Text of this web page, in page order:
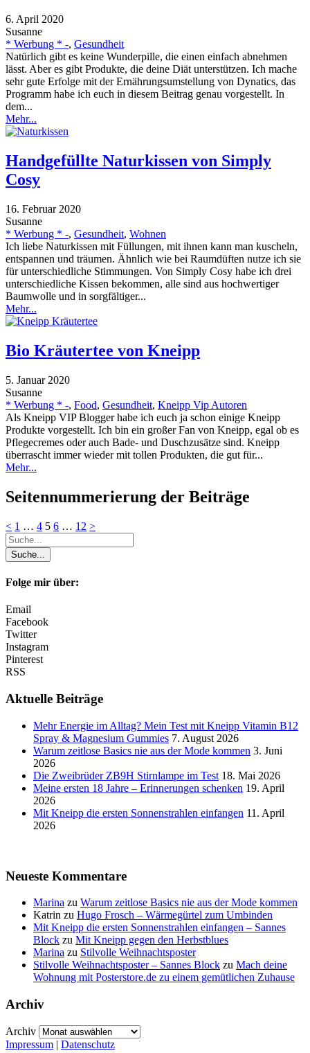
6. April 2020
Susanne
* Werbung * -, Gesundheit
Natürlich gibt es keine Wunderpille, die einen einfach abnehmen
lässt. Aber es gibt Produkte, die deine Diät unterstützen. Ich mache
sehr gute Erfolge mit der Ernährungsumstellung von Dynatics, das
Programm habe ich euch in diesem Beitrag genau vorgestellt. In
dem...
Mehr...
Handgefüllte Naturkissen von Simply
Cosy
16. Februar 2020
Susanne
* Werbung * -, Gesundheit, Wohnen
Ich liebe Naturkissen mit Füllungen, mit ihnen kann man kuscheln,
entspannen und träumen. Ähnlich wie bei Raumdüften nutze ich sie
für unterschiedliche Stimmungen. Von Simply Cosy habe ich drei
unterschiedliche Kissen bekommen, alle sind aus hochwertiger
Baumwolle und in sorgfältiger...
Mehr...
Bio Kräutertee von Kneipp
5. Januar 2020
Susanne
* Werbung * -, Food, Gesundheit, Kneipp Vip Autoren
Als Kneipp VIP Blogger habe ich euch ja schon einige Kneipp
Produkte vorgestellt. Ich bin ein großer Fan von Kneipp, egal ob es
Pflegecremes oder auch Bade- und Duschzusätze sind. Kneipp
überrascht immer wieder mit tollen Produkten, die gut für...
Mehr...
Seitennummerierung der Beiträge
< 1 … 4 5 6 … 12 >
Folge mir über:
Email
Facebook
Twitter
Instagram
Pinterest
RSS
Aktuelle Beiträge
Mehr Energie im Alltag? Mein Test mit Kneipp Vitamin B12
Spray & Magnesium Gummies 7. August 2026
Warum zeitlose Basics nie aus der Mode kommen 3. Juni
2026
Die Zweibrüder ZB9H Stirnlampe im Test 18. Mai 2026
Meine ersten 18 Jahre – Erinnerungen schenken 19. April
2026
Mit Kneipp die ersten Sonnenstrahlen einfangen 11. April
2026
Neueste Kommentare
Marina zu Warum zeitlose Basics nie aus der Mode kommen
Katrin zu Hugo Frosch – Wärmegürtel zum Umbinden
Mit Kneipp die ersten Sonnenstrahlen einfangen – Sannes
Block zu Mit Kneipp gegen den Herbstblues
Marina zu Stilvolle Weihnachtsposter
Stilvolle Weihnachtsposter – Sannes Block zu Mach deine
Wohnung mit Posterstore.de zu einem gemütlichen Zuhause
Archiv
Archiv
Impressum | Datenschutz